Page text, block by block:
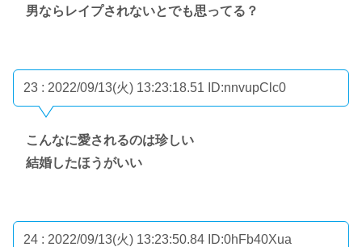
男ならレイプされないとでも思ってる？
23 : 2022/09/13(火) 13:23:18.51 ID:nnvupClc0
こんなに愛されるのは珍しい
結婚したほうがいい
24 : 2022/09/13(火) 13:23:50.84 ID:0hFb40Xua